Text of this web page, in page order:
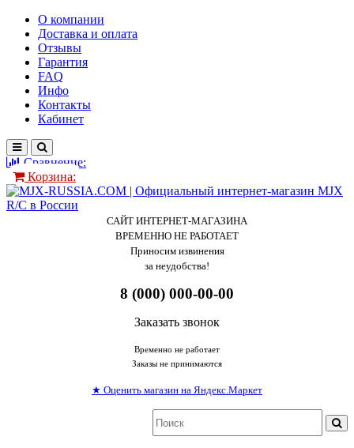
О компании
Доставка и оплата
Отзывы
Гарантия
FAQ
Инфо
Контакты
Кабинет
Сравнение:
Корзина:
САЙТ ИНТЕРНЕТ-МАГАЗИНА
ВРЕМЕННО НЕ РАБОТАЕТ
Приносим извинения
за неудобства!
8 (000) 000-00-00
Заказать звонок
Временно не работает
Заказы не принимаются
★ Оценить магазин на Яндекс.Маркет